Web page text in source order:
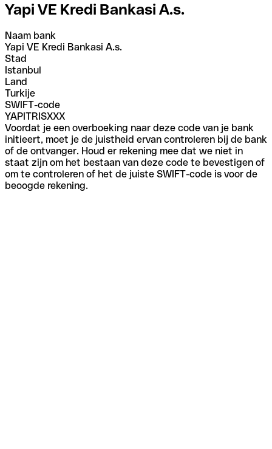
Yapi VE Kredi Bankasi A.s.
Naam bank
Yapi VE Kredi Bankasi A.s.
Stad
Istanbul
Land
Turkije
SWIFT-code
YAPITRISXXX
Voordat je een overboeking naar deze code van je bank
initieert, moet je de juistheid ervan controleren bij de bank
of de ontvanger. Houd er rekening mee dat we niet in
staat zijn om het bestaan van deze code te bevestigen of
om te controleren of het de juiste SWIFT-code is voor de
beoogde rekening.